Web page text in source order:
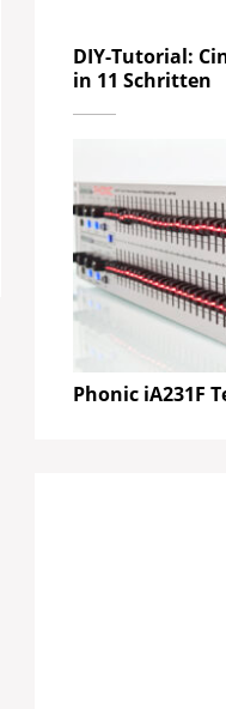
DIY-Tutorial:
in 11 Schritten
Phonic iA231F